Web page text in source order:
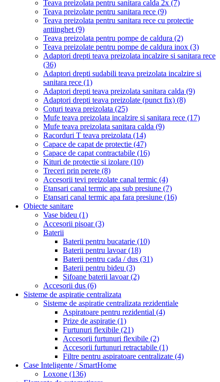
Teava preizolata pentru sanitara calda 2x (7)
Teava preizolate pentru sanitara rece (9)
Teava preizolata pentru sanitara rece cu protectie
antiinghet (9)
Teava preizolata pentru pompe de caldura (2)
Teava preizolate pentru pompe de caldura inox (3)
Adaptori drepti teava preizolata incalzire si sanitara rece
(36)
Adaptori drepti sudabili teava preizolata incalzire si
sanitara rece (1)
Adaptori drepti teava preizolata sanitara calda (9)
Adaptori drepti teava preizolate (punct fix) (8)
Coturi teava preizolata (25)
Mufe teava preizolata incalzire si sanitara rece (17)
Mufe teava preizolata sanitara calda (9)
Racorduri T teava preizolata (14)
Capace de capat de protectie (47)
Capace de capat contractabile (16)
Kituri de protectie si izolare (10)
Treceri prin perete (8)
Accesorii tevi preizolate canal termic (4)
Etansari canal termic apa sub presiune (7)
Etansari canal termic apa fara presiune (16)
Obiecte sanitare
Vase bideu (1)
Accesorii pisoar(3)
Baterii
Baterii pentru bucatarie (10)
Baterii pentru lavoar(18)
Baterii pentru cada / dus (31)
Baterii pentru bideu (3)
Sifoane baterii lavoar(2)
Accesorii dus (6)
Sisteme de aspiratie centralizata
Sisteme de aspiratie centralizata rezidentiale
Aspiratoare pentru rezidential (4)
Prize de aspiratie (1)
Furtunuri flexibile (21)
Accesorii furtunuri flexibile (2)
Accesorii furtunuri retractabile (1)
Filtre pentru aspiratoare centralizate (4)
Case Inteligente / SmartHome
Loxone (136)